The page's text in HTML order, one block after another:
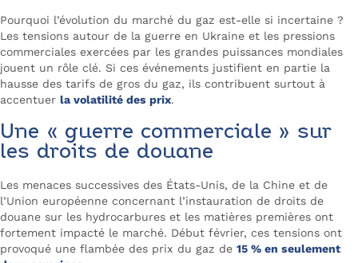
Pourquoi l’évolution du marché du gaz est-elle si incertaine ?
Les tensions autour de la guerre en Ukraine et les pressions
commerciales exercées par les grandes puissances mondiales
jouent un rôle clé. Si ces événements justifient en partie la
hausse des tarifs de gros du gaz, ils contribuent surtout à
accentuer la volatilité des prix.
Une « guerre commerciale » sur
les droits de douane
Les menaces successives des États-Unis, de la Chine et de
l’Union européenne concernant l’instauration de droits de
douane sur les hydrocarbures et les matières premières ont
fortement impacté le marché. Début février, ces tensions ont
provoqué une flambée des prix du gaz de 15 % en seulement